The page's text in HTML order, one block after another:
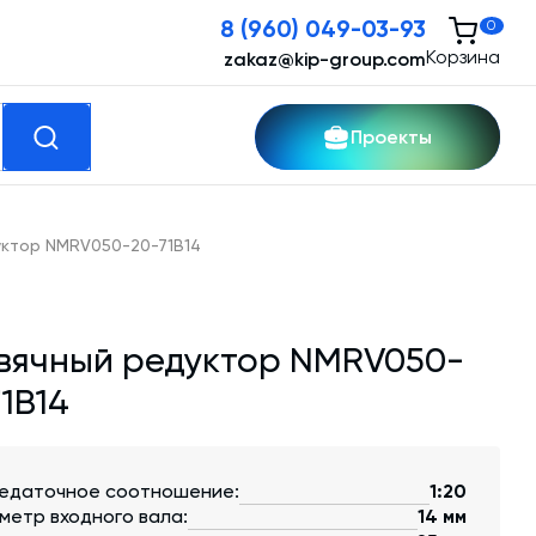
8 (960) 049-03-93
zakaz@kip-group.comКорзина
0
Проекты
услуги
перевооружение производств
Зимний комплект. Изготовление и монтаж
Доставка, шеф-монтаж и пуско-наладка и
NMRV050-20-71B14
редуктор NMRV050-
соотношение:
1:20
входного вала:
14 мм